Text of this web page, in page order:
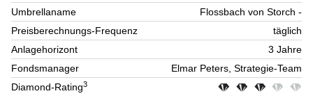
Umbrellaname
Flossbach von Storch -
Preisberechnungs-Frequenz
täglich
Anlagehorizont
3 Jahre
Fondsmanager
Elmar Peters, Strategie-Team
Diamond-Rating3